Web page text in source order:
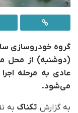
گروه خودروسازی
(دوشنبه) از محل
عادی به مرحله
می‌شود.
به گزارش تکناک به